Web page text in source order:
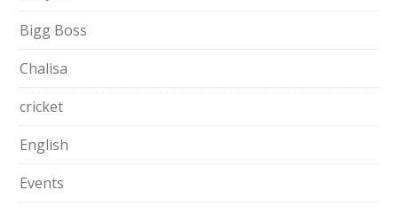
Bigg Boss
Chalisa
cricket
English
Events